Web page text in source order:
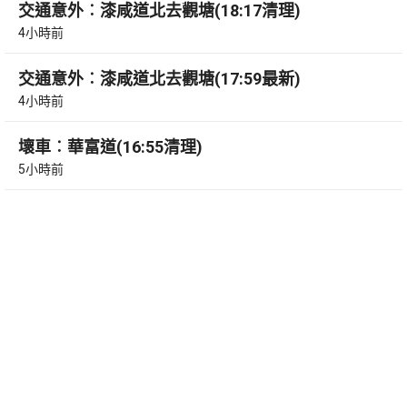
交通意外︰漆咸道北去觀塘(18:17清理)
4小時前
交通意外︰漆咸道北去觀塘(17:59最新)
4小時前
壞車︰華富道(16:55清理)
5小時前